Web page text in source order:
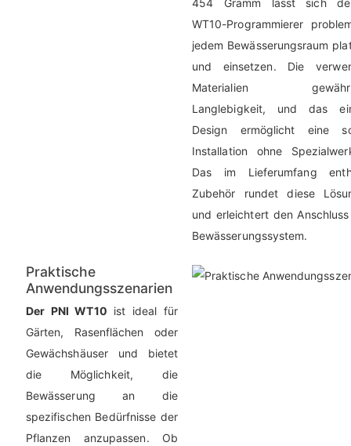
454 Gramm lässt sich
WT10-Programmierer
jedem Bewässerungsraum
und einsetzen. Die
Materialien
Langlebigkeit, und das
Design ermöglicht eine
Installation ohne
Das im Lieferumfang
Zubehör rundet diese
und erleichtert den
Bewässerungssystem.
Praktische
Anwendungsszenarien
Der PNI WT10 ist ideal für
Gärten, Rasenflächen oder
Gewächshäuser und bietet
die Möglichkeit, die
Bewässerung an die
spezifischen Bedürfnisse der
Pflanzen anzupassen. Ob